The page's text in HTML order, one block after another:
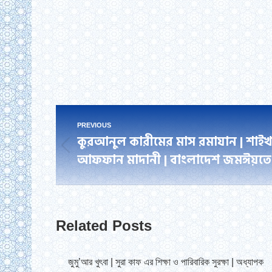
Post
navigation
PREVIOUS
Previous
post:
কুরআনুল কারীমের মাস রমাযান |
আফফান মাদানী | বাংলাদেশ
Related Posts
জুমু’আর খুৎবা | সুরা কাফ এর শিক্ষা ও পারিবারিক সুরক্ষা | অধ্যাপক